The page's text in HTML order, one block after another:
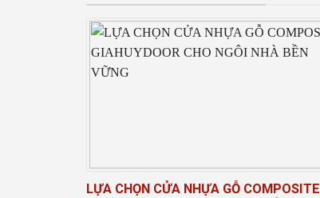
LỰA CHỌN CỬA NHỰA GỖ COMPOSITE